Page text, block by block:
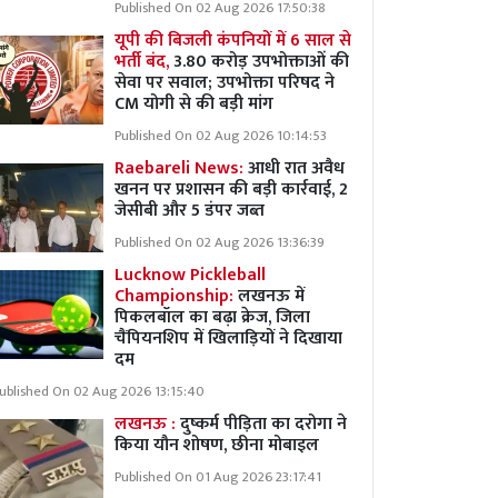
Published On 02 Aug 2026 17:50:38
यूपी की बिजली कंपनियों में 6 साल से
भर्ती बंद,3.80 करोड़ उपभोक्ताओं की
सेवा पर सवाल; उपभोक्ता परिषद ने
CM योगी से की बड़ी मांग
Published On 02 Aug 2026 10:14:53
Raebareli News:आधी रात अवैध
खनन पर प्रशासन की बड़ी कार्रवाई, 2
जेसीबी और 5 डंपर जब्त
Published On 02 Aug 2026 13:36:39
Lucknow Pickleball
Championship:लखनऊ में
पिकलबॉल का बढ़ा क्रेज, जिला
चैंपियनशिप में खिलाड़ियों ने दिखाया
दम
On 02 Aug 2026 13:15:40
लखनऊ :दुष्कर्म पीड़िता का दरोगा ने
किया यौन शोषण, छीना मोबाइल
Published On 01 Aug 2026 23:17:41